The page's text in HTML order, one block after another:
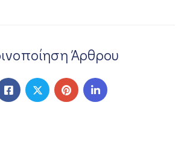
Άρθρου